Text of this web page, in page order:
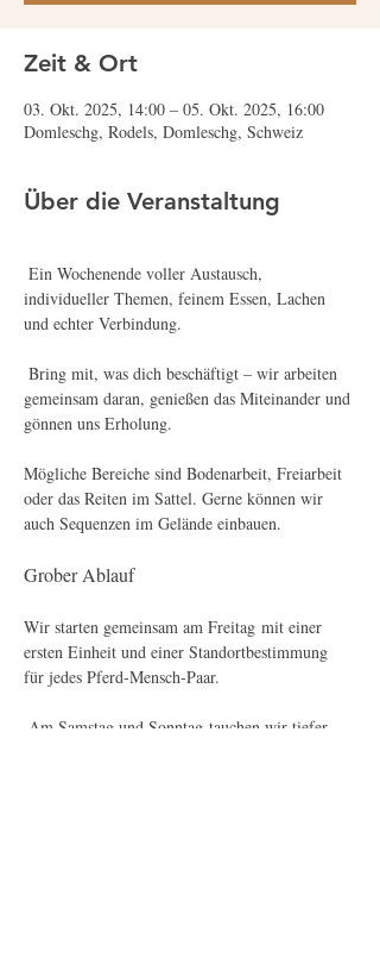
Zeit & Ort
03. Okt. 2025, 14:00 – 05. Okt. 2025, 16:00
Domleschg, Rodels, Domleschg, Schweiz
Über die Veranstaltung
individueller Themen, feinem Essen, Lachen
und echter Verbindung.
gemeinsam daran, genießen das Miteinander und
gönnen uns Erholung.
Mögliche Bereiche sind Bodenarbeit, Freiarbeit
oder das Reiten im Sattel. Gerne können wir
auch Sequenzen im Gelände einbauen.
Grober Ablauf
Wir starten gemeinsam am Freitag mit einer
ersten Einheit und einer Standortbestimmung
für jedes Pferd-Mensch-Paar.